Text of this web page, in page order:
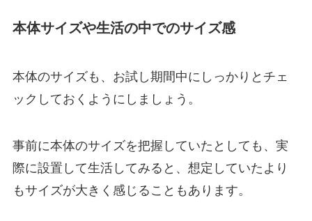
本体サイズや生活の中でのサイズ感
本体のサイズも、お試し期間中にしっかりとチェ
ックしておくようにしましょう。
事前に本体のサイズを把握していたとしても、実
際に設置して生活してみると、想定していたより
もサイズが大きく感じることもあります。